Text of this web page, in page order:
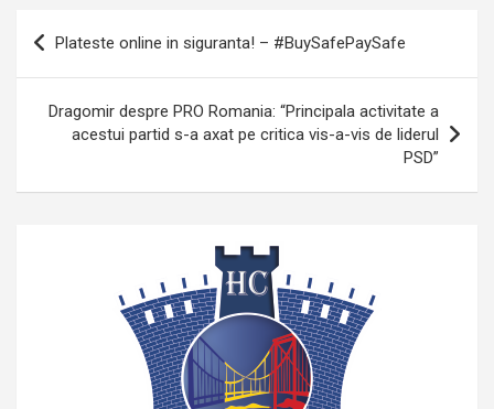
Navigare
articole
Plateste online in siguranta! – #BuySafePaySafe
Dragomir despre PRO Romania: “Principala activitate a
acestui partid s-a axat pe critica vis-a-vis de liderul
PSD”